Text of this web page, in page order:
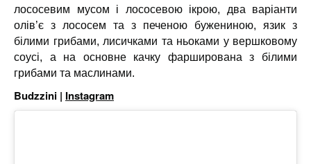
лососевим мусом і лососевою ікрою, два варіанти
олів’є з лососем та з печеною бужениною, язик з
білими грибами, лисичками та ньоками у вершковому
соусі, а на основне качку фарширована з білими
грибами та маслинами.
Budzzini | Instagram